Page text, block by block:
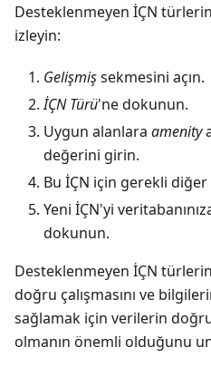
Desteklenmeyen İÇN
izleyin:
Gelişmişsekmesini açın.
İÇN Türü'ne dokunun.
Uygun alanlara amenity
değerini girin.
Bu İÇN için gerekli
Yeni İÇN'yi
dokunun.
Desteklenmeyen İÇN
doğru çalışmasını ve
sağlamak için verilerin
olmanın önemli olduğunu